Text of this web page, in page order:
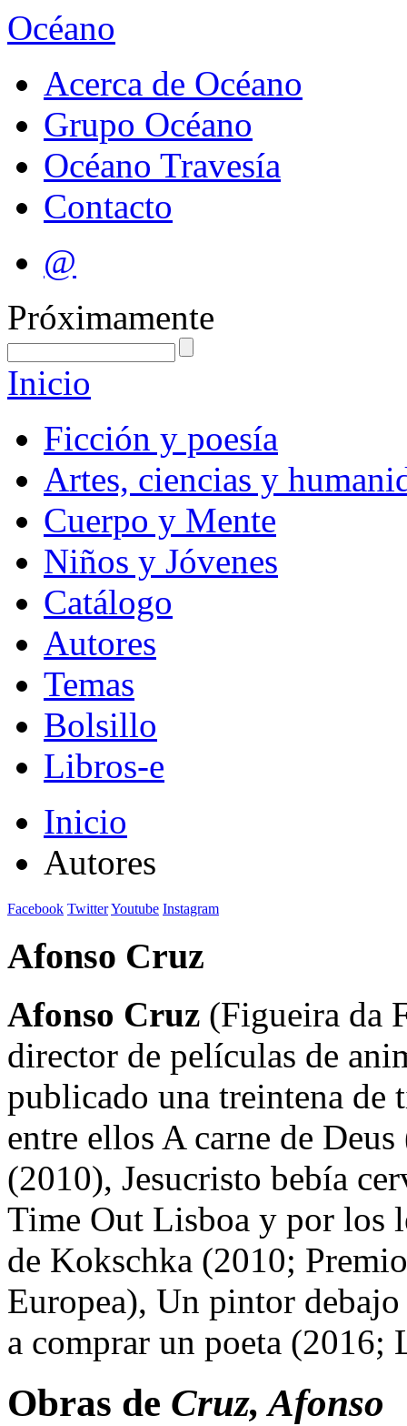
Océano
Acerca de Océano
Grupo Océano
Océano Travesía
Contacto
@
Próximamente
Inicio
Ficción y poesía
Artes, ciencias y
Cuerpo y Mente
Niños y Jóvenes
Catálogo
Autores
Temas
Bolsillo
Libros-e
Inicio
Autores
Facebook TwitterYoutube Instagram
Afonso Cruz
Afonso Cruz (Figueira da
director de películas de
publicado una treintena
entre ellos A carne de
(2010), Jesucristo bebía
Time Out Lisboa y por los
de Kokschka (2010;
Europea), Un pintor
a comprar un poeta
Obras de Cruz, Afonso